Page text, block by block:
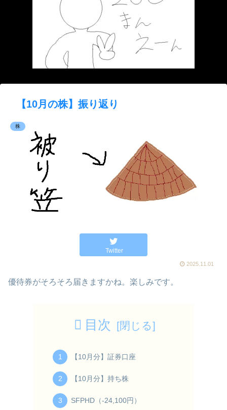
【10月の株】振り返り
株
Twitter
2025.11.01
優待券がそろそろ届きますかね。楽しみです。
目次
【10月分】証券口座
【10月分】持ち株
SFPHD（-24,100円）